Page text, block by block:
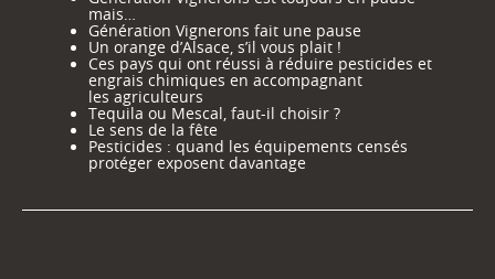
mais…
Génération Vignerons fait une pause
Un orange d’Alsace, s’il vous plait !
Ces pays qui ont réussi à réduire pesticides et
engrais chimiques en accompagnant
les agriculteurs
Tequila ou Mescal, faut-il choisir ?
Le sens de la fête
Pesticides : quand les équipements censés
protéger exposent davantage